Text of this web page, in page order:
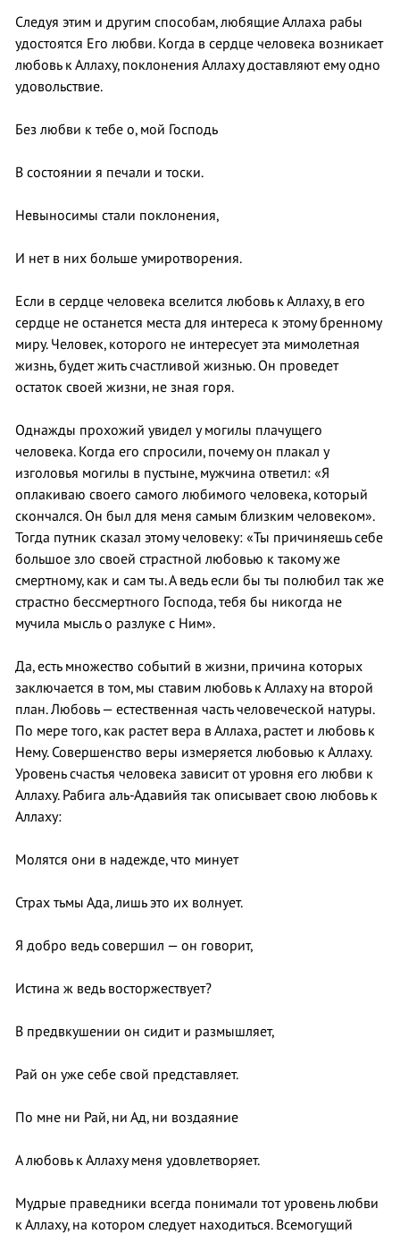
Следуя этим и другим способам, любящие Аллаха рабы
удостоятся Его любви. Когда в сердце человека возникает
любовь к Аллаху, поклонения Аллаху доставляют ему одно
удовольствие.
Без любви к тебе о, мой Господь
В состоянии я печали и тоски.
Невыносимы стали поклонения,
И нет в них больше умиротворения.
Если в сердце человека вселится любовь к Аллаху, в его
сердце не останется места для интереса к этому бренному
миру. Человек, которого не интересует эта мимолетная
жизнь, будет жить счастливой жизнью. Он проведет
остаток своей жизни, не зная горя.
Однажды прохожий увидел у могилы плачущего
человека. Когда его спросили, почему он плакал у
изголовья могилы в пустыне, мужчина ответил: «Я
оплакиваю своего самого любимого человека, который
скончался. Он был для меня самым близким человеком».
Тогда путник сказал этому человеку: «Ты причиняешь себе
большое зло своей страстной любовью к такому же
смертному, как и сам ты. А ведь если бы ты полюбил так же
страстно бессмертного Господа, тебя бы никогда не
мучила мысль о разлуке с Ним».
Да, есть множество событий в жизни, причина которых
заключается в том, мы ставим любовь к Аллаху на второй
план. Любовь — естественная часть человеческой натуры.
По мере того, как растет вера в Аллаха, растет и любовь к
Нему. Совершенство веры измеряется любовью к Аллаху.
Уровень счастья человека зависит от уровня его любви к
Аллаху. Рабига аль-Адавийя так описывает свою любовь к
Аллаху:
Молятся они в надежде, что минует
Страх тьмы Ада, лишь это их волнует.
Я добро ведь совершил — он говорит,
Истина ж ведь восторжествует?
В предвкушении он сидит и размышляет,
Рай он уже себе свой представляет.
По мне ни Рай, ни Ад, ни воздаяние
А любовь к Аллаху меня удовлетворяет.
Мудрые праведники всегда понимали тот уровень любви
к Аллаху, на котором следует находиться. Всемогущий